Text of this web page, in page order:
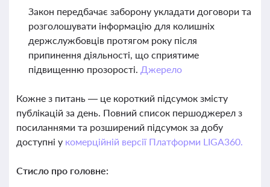
Закон передбачає заборону укладати договори та
розголошувати інформацію для колишніх
держслужбовців протягом року після
припинення діяльності, що сприятиме
підвищенню прозорості. Джерело
Кожне з питань — це короткий підсумок змісту
публікацій за день. Повний список першоджерел з
посиланнями та розширений підсумок за добу
доступні у комерційній версії Платформи LIGA360.
Стисло про головне: